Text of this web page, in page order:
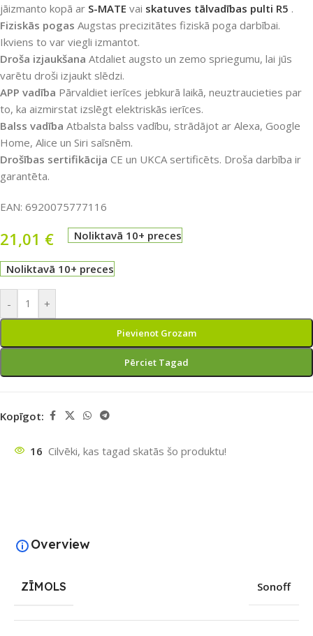
jāizmanto kopā ar S-MATE vai skatuves tālvadības pulti R5 .
Fiziskās pogas Augstas precizitātes fiziskā poga darbībai.
Ikviens to var viegli izmantot.
Droša izjaukšana Atdaliet augsto un zemo spriegumu, lai jūs
varētu droši izjaukt slēdzi.
APP vadība Pārvaldiet ierīces jebkurā laikā, neuztraucieties par
to, ka aizmirstat izslēgt elektriskās ierīces.
Balss vadība Atbalsta balss vadību, strādājot ar Alexa, Google
Home, Alice un Siri saīsnēm.
Drošības sertifikācija CE un UKCA sertificēts. Droša darbība ir
garantēta.
EAN: 6920075777116
21,01 € Noliktavā 10+ preces
Noliktavā 10+ preces
- +
Pievienot Grozam
Pērciet Tagad
Kopīgot:
16 Cilvēki, kas tagad skatās šo produktu!
Overview
ZĪMOLS Sonoff